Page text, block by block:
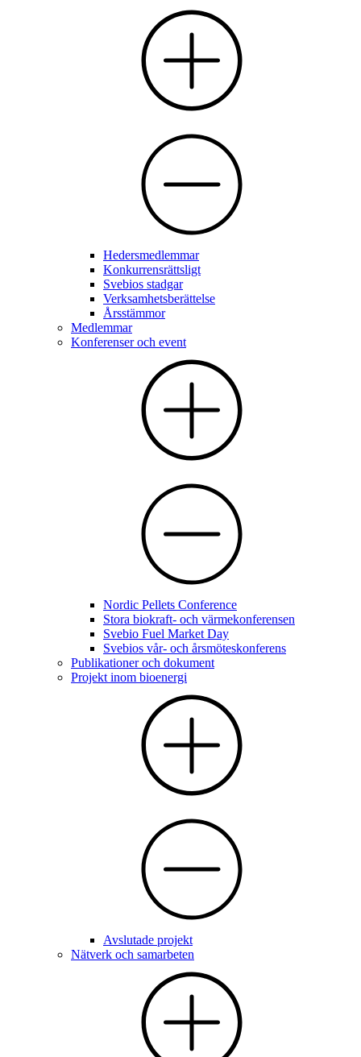
Hedersmedlemmar
Konkurrensrättsligt
Svebios stadgar
Verksamhetsberättelse
Årsstämmor
Medlemmar
Konferenser och event
Nordic Pellets Conference
Stora biokraft- och värmekonferensen
Svebio Fuel Market Day
Svebios vår- och årsmöteskonferens
Publikationer och dokument
Projekt inom bioenergi
Avslutade projekt
Nätverk och samarbeten